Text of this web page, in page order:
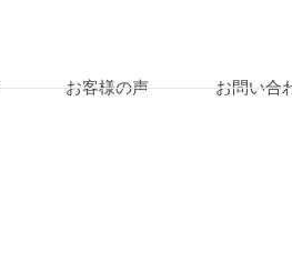
お客様の声 お問い合